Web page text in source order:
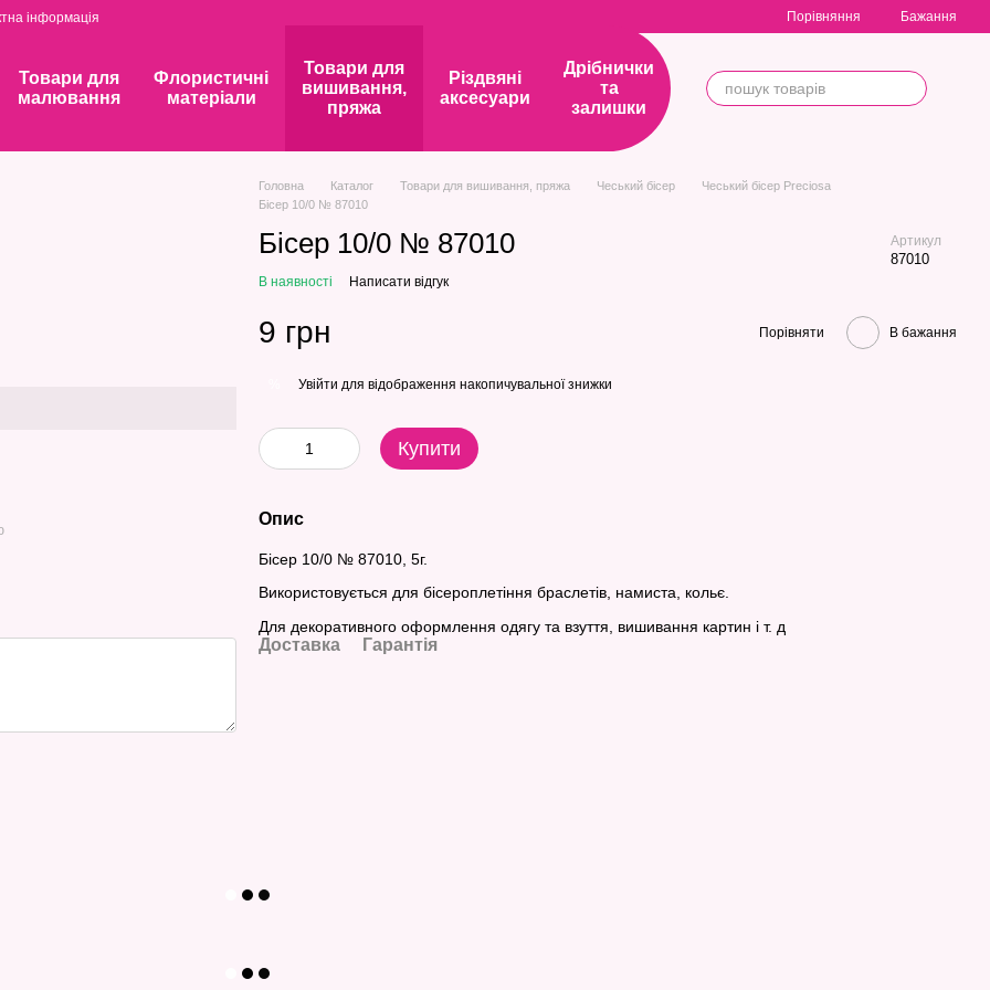
інформація Порівняння Бажання
Товари для
малювання
Флористичні
матеріали
Товари для
вишивання,
пряжа
Різдвяні
аксесуари
Дрібнички
та
залишки
Головна Каталог Товари для вишивання, пряжа Чеський бісер
Чеський бісер Preciosa
Бісер 10/0 № 87010
Бісер 10/0 № 87010 Артикул
87010
В наявності Написати відгук
9 грн Порівняти В бажання
Увійти для відображення накопичувальної знижки
Купити
Опис
Бісер 10/0 № 87010, 5г.
Використовується для бісероплетіння браслетів, намиста, кольє.
Для декоративного оформлення одягу та взуття, вишивання картин і т. д
Доставка Гарантія